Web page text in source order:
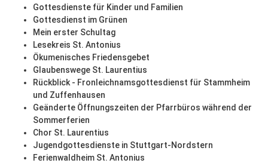
Gottesdienste für Kinder und Familien
Gottesdienst im Grünen
Mein erster Schultag
Lesekreis St. Antonius
Ökumenisches Friedensgebet
Glaubenswege St. Laurentius
Rückblick - Fronleichnamsgottesdienst für Stammheim
und Zuffenhausen
Geänderte Öffnungszeiten der Pfarrbüros während der
Sommerferien
Chor St. Laurentius
Jugendgottesdienste in Stuttgart-Nordstern
Ferienwaldheim St. Antonius